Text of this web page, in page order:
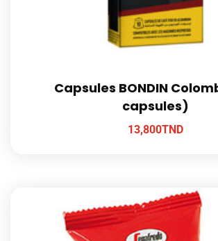
Capsules BONDIN
capsules)
13,800TND